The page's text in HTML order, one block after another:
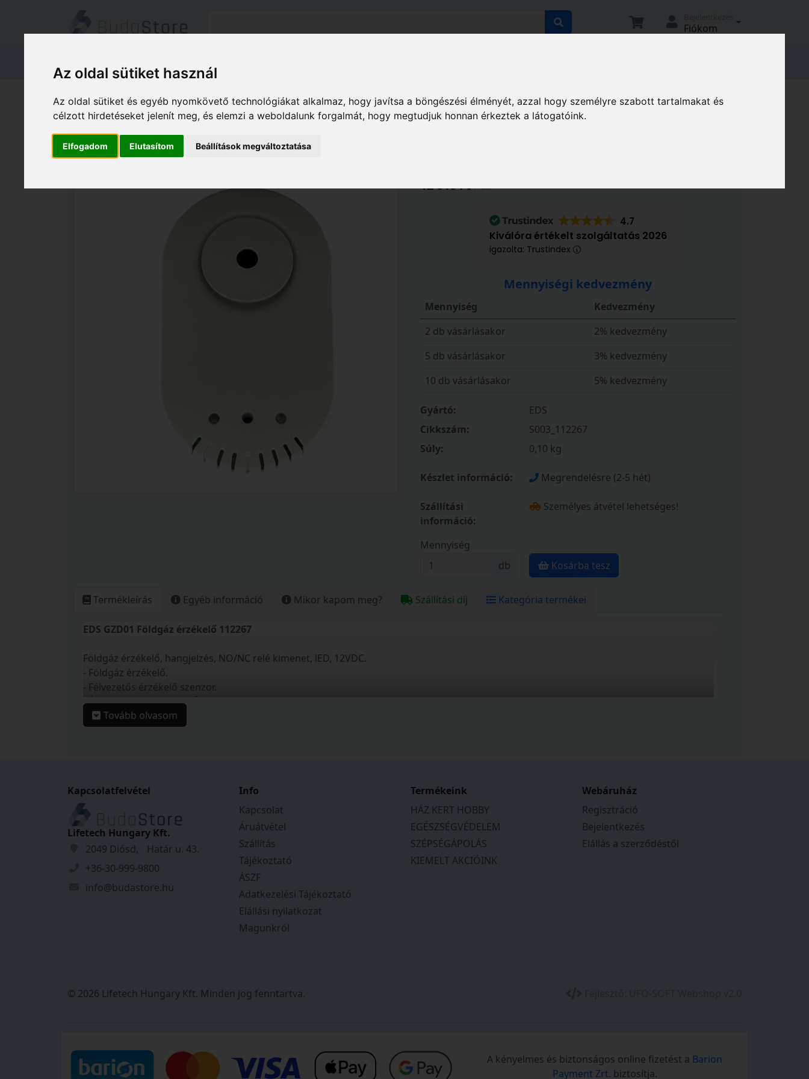
Az oldal sütiket használ
Az oldal sütiket és egyéb nyomkövető technológiákat alkalmaz, hogy javítsa a böngészési élményét, azzal hogy személyre szabott tartalmakat és
célzott hirdetéseket jelenít meg, és elemzi a weboldalunk forgalmát, hogy megtudjuk honnan érkeztek a látogatóink.
Elfogadom Elutasítom Beállítások megváltoztatása
Fiókom
Termékeink HÁZ KERT HOBBY Ház Biztonságtechnikai eszközök Riasztórendszer érzékelők
Gáz CO érzékelők
EDS GZD01 Földgáz érzékelő 112267
12 010 Ft/ db
4.7
Kiválóra értékelt szolgáltatás 2026
igazolta: Trustindex
Mennyiségi kedvezmény
Mennyiség
Kedvezmény
2 db vásárlásakor
2% kedvezmény
5 db vásárlásakor
3% kedvezmény
10 db vásárlásakor
5% kedvezmény
Gyártó:
EDS
Cikkszám:
S003_112267
Súly:
0,10 kg
Készlet információ: Megrendelésre (2-5 hét)
Szállítási
információ:
Személyes átvétel lehetséges!
Mennyiség
db
Kosárba tesz
Termékleírás Egyéb információ Mikor kapom meg? Szállítási díj Kategória termékei
EDS GZD01 Földgáz érzékelő 112267
Földgáz érzékelő, hangjelzés, NO/NC relé kimenet, lED, 12VDC.
- Földgáz érzékelő.
- Félvezetős érzékelő szenzor.
- Érzékelési terület: 50 m
2
- Érzékelő élettartama: normál használat esetén 10 év.
- Relés (NO/NC) riasztás kimenet.
- LED-es állapotjelzés.
- Érzékelési idő: 45 ns.
- Válaszidő: kisebb, mint 10 ns.
- Műanyag ABS készülékház.
- IPX2D védelem.
- Teljesítményigény: 2.5 W.
- Működési hőmérséklet: -10°C - + 50°C.
- Méret: 143 mm x 83 mm x 30 mm.
Tovább olvasom
Kapcsolatfelvétel
Lifetech Hungary Kft.
2049 Diósd, Határ u. 43.
+36-30-999-9800
info@budastore.hu
Info
Kapcsolat
Áruátvétel
Szállítás
Tájékoztató
ÁSZF
Adatkezelési Tájékoztató
Elállási nyilatkozat
Magunkról
Termékeink
HÁZ KERT HOBBY
EGÉSZSÉGVÉDELEM
SZÉPSÉGÁPOLÁS
KIEMELT AKCIÓINK
Webáruház
Regisztráció
Bejelentkezés
Elállás a szerződéstől
© 2026 Lifetech Hungary Kft. Minden jog fenntartva.
A kényelmes és biztonságos online fizetést a Barion
Payment Zrt. biztosítja.